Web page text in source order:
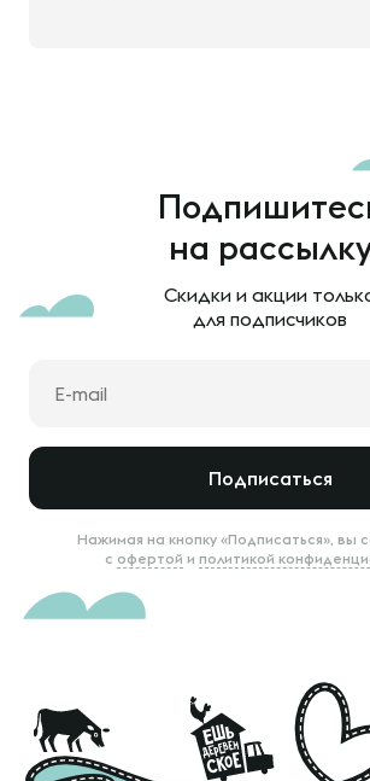
на
Скидки и акции
для подписчиков
Подписаться
Нажимая на кнопку «Подписаться», вы
с офертой и политикой